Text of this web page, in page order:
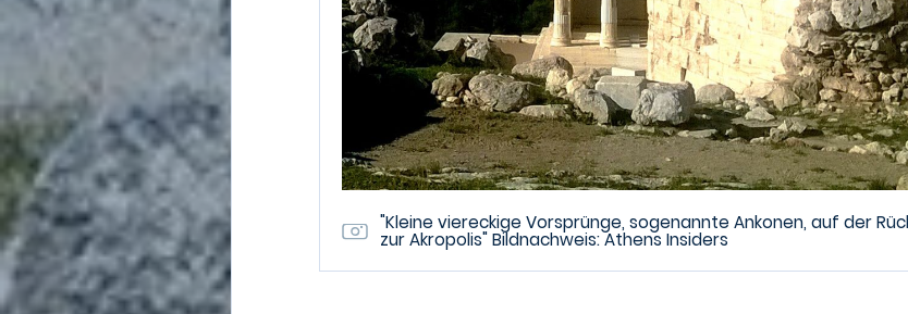
"Kleine viereckige Vorsprünge, sogenannte Ankonen, auf der
zur Akropolis" Bildnachweis: Athens Insiders